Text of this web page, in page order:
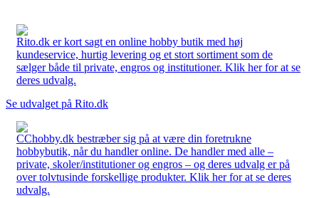
Rito.dk er kort sagt en online hobby butik med høj
kundeservice, hurtig levering og et stort sortiment som de
sælger både til private, engros og institutioner. Klik her for at se
deres udvalg.
Se udvalget på Rito.dk
CChobby.dk bestræber sig på at være din foretrukne
hobbybutik, når du handler online. De handler med alle –
private, skoler/institutioner og engros – og deres udvalg er på
over tolvtusinde forskellige produkter. Klik her for at se deres
udvalg.